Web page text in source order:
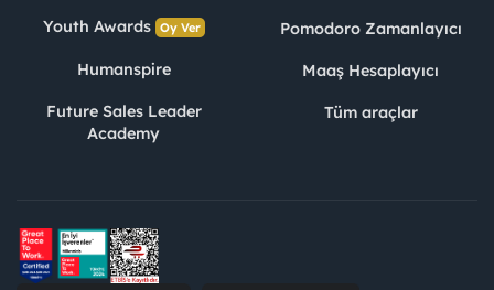
Youth Awards Oy Ver
Humanspire
Future Sales Leader
Academy
Pomodoro Zamanlayıcı
Maaş Hesaplayıcı
Tüm araçlar